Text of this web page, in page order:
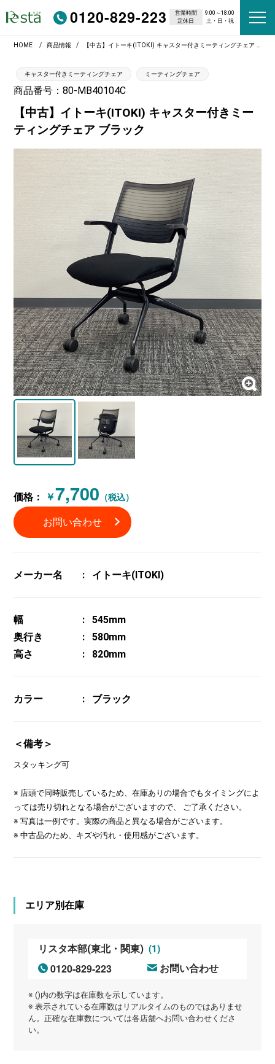
0120-829-223 営業時間
9:00～18:00
定休日
土・日・祝
HOME 商品情報 【中古】イトーキ(ITOKI) キャスター付きミーティングチェア ブラック
キャスター付きミーティングチェア ミーティングチェア
商品番号：80-MB40104C
【中古】イトーキ(ITOKI) キャスター付きミー
ティングチェア ブラック
価格： ￥7,700 （税込）
お問い合わせ
メーカー名 イトーキ(ITOKI)
幅
545mm
奥行き
580mm
高さ
820mm
カラー ブラック
＜備考＞
スタッキング可
※ 店頭で同時販売しているため、在庫ありの場合でもタイミングによ
っては売り切れとなる場合がございますので、 ご了承ください。
※ 写真は一例です。実際の商品と異なる場合がございます。
※ 中古品のため、キズや汚れ・使用感がございます。
エリア別在庫
リスタ本部(東北・関東) (1)
0120-829-223
お問い合わせ
※ ()内の数字は在庫数を示しています。
※ 表示されている在庫数はリアルタイムのものではありませ
ん。正確な在庫数については各店舗へお問い合わせくださ
い。